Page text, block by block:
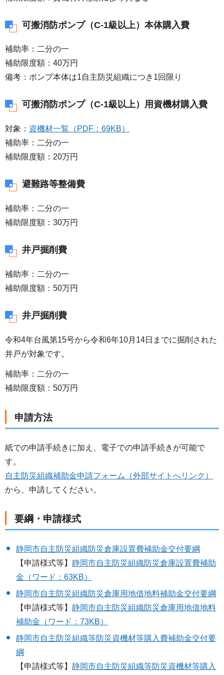
可搬消防ポンプ（C-1級以上）本体購入費
補助率：二分の一
補助限度額：40万円
備考：ポンプ本体は1自主防災組織につき1回限り
可搬消防ポンプ（C-1級以上）用資機材購入費
対象： 資機材一覧（PDF：69KB）
補助率：二分の一
補助限度額：20万円
避難路等整備費
補助率：二分の一
補助限度額：30万円
井戸掘削費
補助率：二分の一
補助限度額：50万円
井戸掘削費
令和4年台風第15号から令和6年10月14日までに掘削された
井戸が対象です。
補助率：二分の一
補助限度額：50万円
申請方法
紙での申請手続きに加え、電子での申請手続きが可能で
す。
自主防災組織補助金申請フォーム（外部サイトへリンク）
から、申請してください。
要綱・申請様式
静岡市自主防災組織防災倉庫設置費補助金交付要綱
【申請様式等】 静岡市自主防災組織防災倉庫設置費補助
金（ワード：63KB）
静岡市自主防災組織防災倉庫用地借地料補助金交付要綱
【申請様式等】 静岡市自主防災組織防災倉庫用地借地料
補助金（ワード：73KB）
静岡市自主防災組織等防災資機材等購入費補助金交付要
綱
【申請様式等】 静岡市自主防災組織等防災資機材等購入